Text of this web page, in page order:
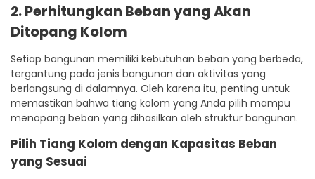
2. Perhitungkan Beban yang Akan
Ditopang Kolom
Setiap bangunan memiliki kebutuhan beban yang berbeda,
tergantung pada jenis bangunan dan aktivitas yang
berlangsung di dalamnya. Oleh karena itu, penting untuk
memastikan bahwa tiang kolom yang Anda pilih mampu
menopang beban yang dihasilkan oleh struktur bangunan.
Pilih Tiang Kolom dengan Kapasitas Beban
yang Sesuai